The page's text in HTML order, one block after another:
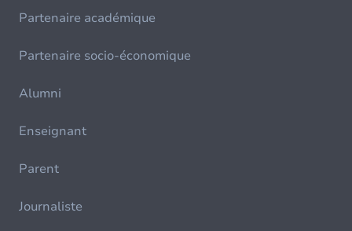
Partenaire académique
Partenaire socio-économique
Alumni
Enseignant
Parent
Journaliste